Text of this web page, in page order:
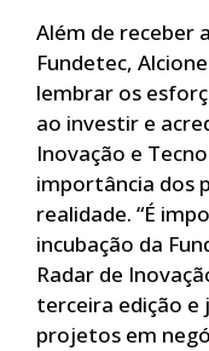
Além de receber
Fundetec,
lembrar os
ao investir e
Inovação e
importância dos
realidade. “É
incubação da
Radar de
terceira edição e
projetos em